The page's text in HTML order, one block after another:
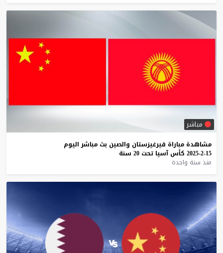
مباشر
مشاهدة مباراة قيرغيزستان والصين بث مباشر اليوم
15-2-2025
كأس آسيا تحت 20 سنة
منذ سنة واحدة